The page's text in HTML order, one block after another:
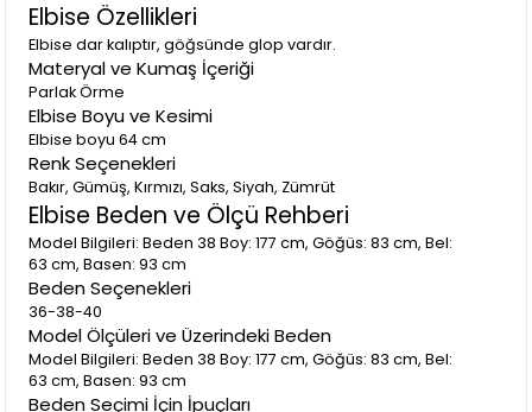
Elbise Özellikleri
Elbise dar kalıptır, göğsünde glop vardır.
Materyal ve Kumaş İçeriği
Parlak Örme
Elbise Boyu ve Kesimi
Elbise boyu 64 cm
Renk Seçenekleri
Bakır, Gümüş, Kırmızı, Saks, Siyah, Zümrüt
Elbise Beden ve Ölçü Rehberi
Model Bilgileri: Beden 38 Boy: 177 cm, Göğüs: 83 cm, Bel:
63 cm, Basen: 93 cm
Beden Seçenekleri
36-38-40
Model Ölçüleri ve Üzerindeki Beden
Model Bilgileri: Beden 38 Boy: 177 cm, Göğüs: 83 cm, Bel:
63 cm, Basen: 93 cm
Beden Seçimi İçin İpuçları